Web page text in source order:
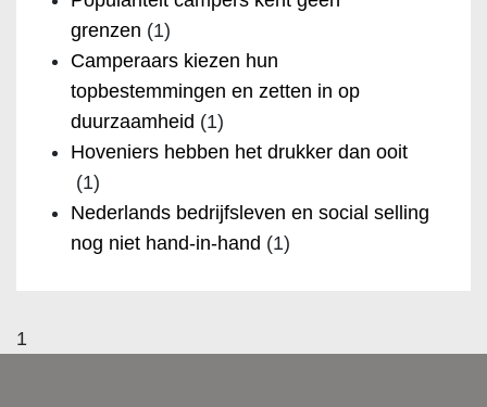
grenzen (1)
Camperaars kiezen hun
topbestemmingen en zetten in op
duurzaamheid (1)
Hoveniers hebben het drukker dan ooit
(1)
Nederlands bedrijfsleven en social selling
nog niet hand-in-hand (1)
1